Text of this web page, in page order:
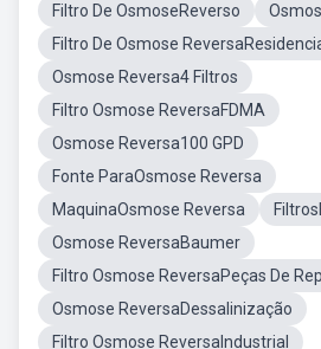
Filtro De OsmoseReverso
Filtro De Osmose
Osmose Reversa4 Filtros
Filtro Osmose ReversaFDMA
Osmose Reversa100 GPD
Fonte ParaOsmose Reversa
MaquinaOsmose Reversa
Osmose ReversaBaumer
Filtro Osmose ReversaPeças De
Osmose ReversaDessalinização
Filtro Osmose ReversaIndustrial